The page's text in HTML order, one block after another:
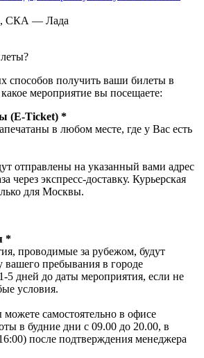
СКА — Лада
способов получить ваши билеты в
мероприятие вы посещаете:
(E-Ticket) *
в любом месте, где у Вас есть
отправлены на указанный вами адрес
через экспресс-доставку. Курьерская
для Москвы.
*
проводимые за рубежом, будут
вашего пребывания в городе
5 дней до даты мероприятия, если не
условия.
можете самостоятельно в офисе
в будние дни с 09.00 до 20.00, в
после подтверждения менеджера